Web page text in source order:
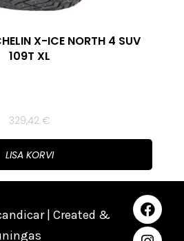
X-ICE NORTH 4 SUV
109T XL
329,42 €
LISA KORVI
| Created &